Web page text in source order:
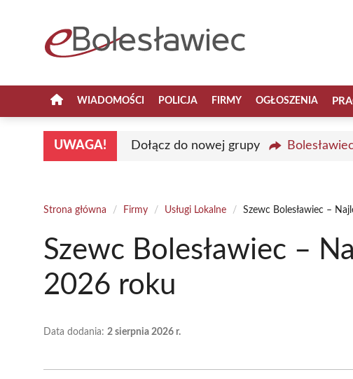
WIADOMOŚCI POLICJA FIRMY OGŁOSZENIA
UWAGA! Dołącz do nowej grupy
Strona główna / Firmy / Usługi Lokalne / Szewc Bolesławiec –
Szewc Bolesławiec –
2026 roku
Data dodania: 2 sierpnia 2026 r.